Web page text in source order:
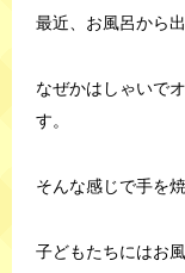
最近、お風呂から
なぜかはしゃいで
す。
そんな感じで手を
子どもたちにはお